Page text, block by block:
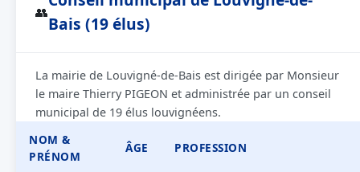
👥
Bais (19 élus)
La mairie de Louvigné-de-Bais est dirigée par Monsieur
le maire Thierry PIGEON et administrée par un conseil
municipal de 19 élus louvignéens.
NOM &
PRÉNOM
ÂGE PROFESSION